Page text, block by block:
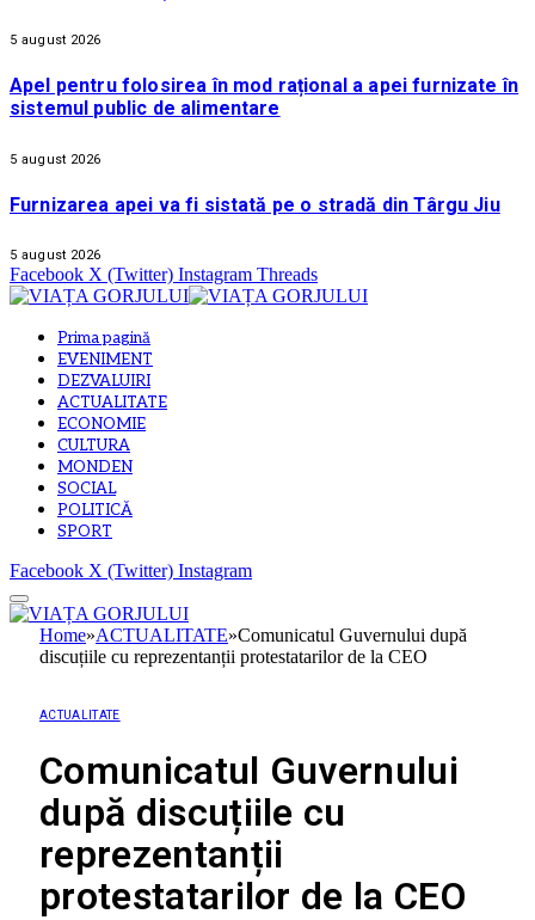
5 august 2026
Apel pentru folosirea în mod rațional a apei furnizate în
sistemul public de alimentare
5 august 2026
Furnizarea apei va fi sistată pe o stradă din Târgu Jiu
5 august 2026
Facebook X (Twitter) Instagram Threads
Prima pagină
EVENIMENT
DEZVALUIRI
ACTUALITATE
ECONOMIE
CULTURA
MONDEN
SOCIAL
POLITICĂ
SPORT
Facebook X (Twitter) Instagram
Home»ACTUALITATE»Comunicatul Guvernului după
discuțiile cu reprezentanții protestatarilor de la CEO
ACTUALITATE
Comunicatul Guvernului
după discuțiile cu
reprezentanții
protestatarilor de la CEO